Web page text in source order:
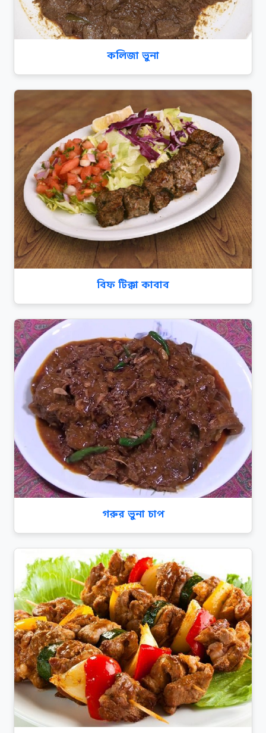
কলিজা ভুনা
বিফ টিক্কা কাবাব
গরুর ভুনা চাপ